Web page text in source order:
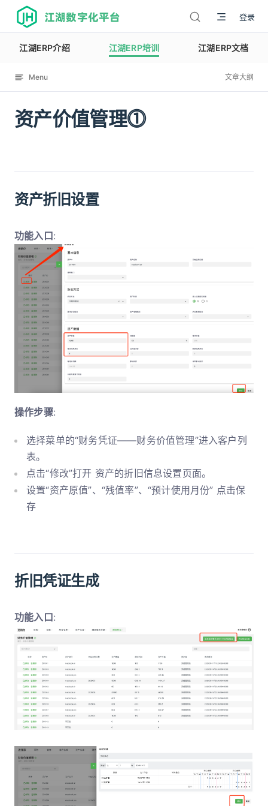
江湖数字化平台 登录
江湖ERP介绍 江湖ERP培训 江湖ERP文档
Menu 文章大纲
资产价值管理⓵
12075
资产折旧设置
功能入口:
操作步骤:
选择菜单的“财务凭证——财务价值管理”进入客户列
表。
点击“修改”打开 资产的折旧信息设置页面。
设置“资产原值”、“残值率”、“预计使用月份” 点击保
存
折旧凭证生成
功能入口: